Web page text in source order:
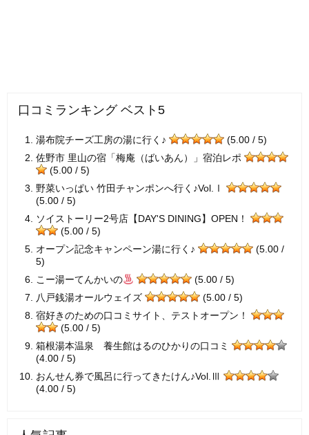
口コミランキング ベスト5
湯布院チーズ工房の湯に行く♪
(5.00 / 5)
佐野市 里山の宿「梅庵（ばいあん）」宿泊レポ
(5.00 / 5)
野菜いっぱい 竹田チャンポンへ行く♪Vol.Ⅰ
(5.00 / 5)
ソイストーリー2号店【DAY'S DINING】OPEN！
(5.00 / 5)
オープン記念キャンペーン湯に行く♪
(5.00 /
5)
こー湯ーてんかいの
(5.00 / 5)
八戸銭湯オールウェイズ
(5.00 / 5)
宿好きのための口コミサイト、テストオープン！
(5.00 / 5)
箱根湯本温泉 養生館はるのひかりの口コミ
(4.00 / 5)
おんせん券で風呂に行ってきたけん♪Vol.Ⅲ
(4.00 / 5)